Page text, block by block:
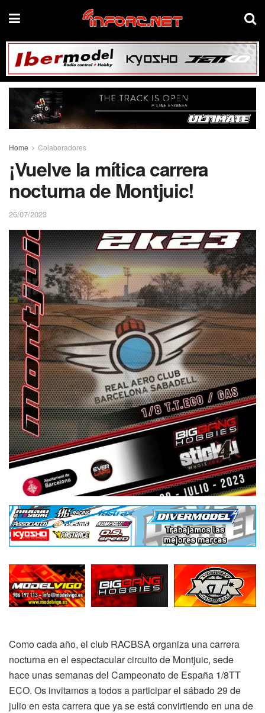
Home Colaboradores
¡Vuelve la mítica carrera
nocturna de Montjuic!
26/07/2023
Como cada año, el club RACBSA organiza una carrera
nocturna en el espectacular circuito de Montjuic, sede
hace unas semanas del Campeonato de España 1/8TT
ECO. Os invitamos a todos a participar el sábado 29 de
julio en esta carrera que ya se está convirtiendo en una de